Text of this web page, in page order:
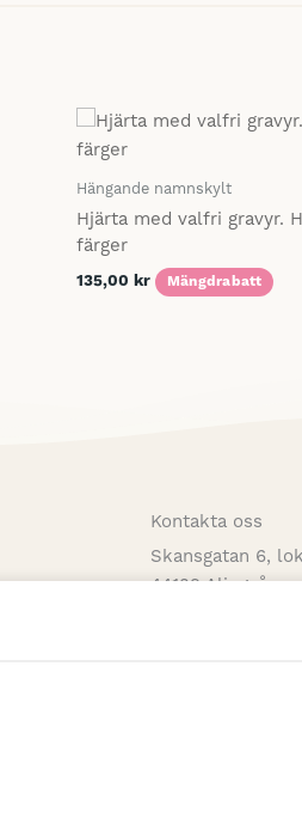
Hängande namnskylt
Hjärta med valfri gravyr.
färger
135,00 kr Mängdrabatt
Kontakta oss
Skansgatan 6,
44139 Alingsås